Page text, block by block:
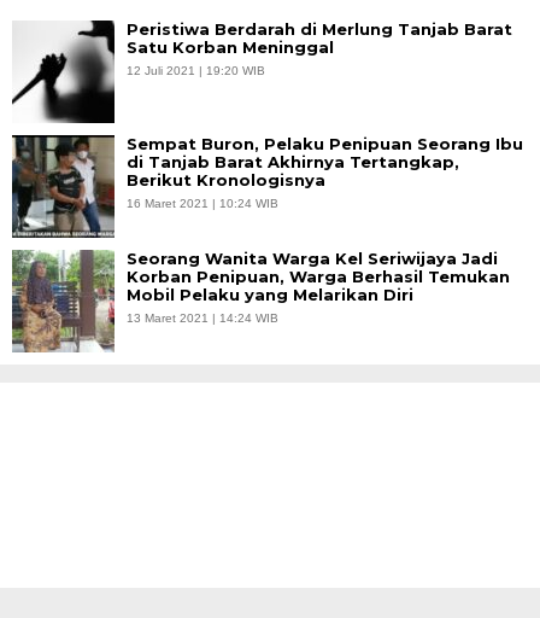
Peristiwa Berdarah di Merlung Tanjab Barat
Satu Korban Meninggal
12 Juli 2021 | 19:20 WIB
Sempat Buron, Pelaku Penipuan Seorang Ibu
di Tanjab Barat Akhirnya Tertangkap,
Berikut Kronologisnya
16 Maret 2021 | 10:24 WIB
Seorang Wanita Warga Kel Seriwijaya Jadi
Korban Penipuan, Warga Berhasil Temukan
Mobil Pelaku yang Melarikan Diri
13 Maret 2021 | 14:24 WIB